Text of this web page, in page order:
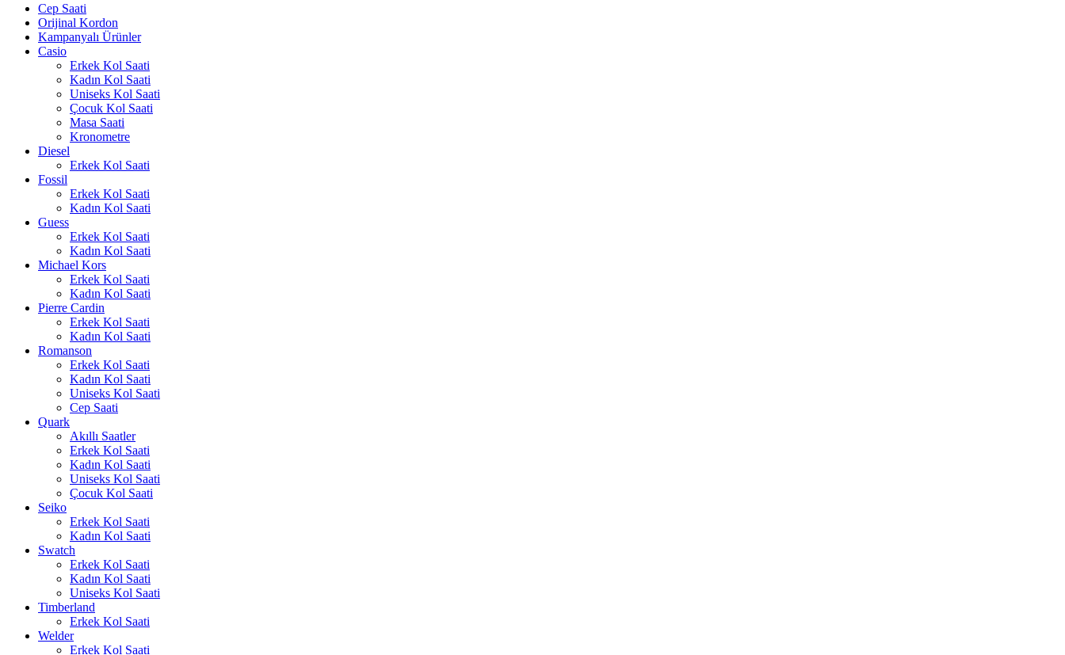
Cep Saati
Orijinal Kordon
Kampanyalı Ürünler
Casio
Erkek Kol Saati
Kadın Kol Saati
Uniseks Kol Saati
Çocuk Kol Saati
Masa Saati
Kronometre
Diesel
Erkek Kol Saati
Fossil
Erkek Kol Saati
Kadın Kol Saati
Guess
Erkek Kol Saati
Kadın Kol Saati
Michael Kors
Erkek Kol Saati
Kadın Kol Saati
Pierre Cardin
Erkek Kol Saati
Kadın Kol Saati
Romanson
Erkek Kol Saati
Kadın Kol Saati
Uniseks Kol Saati
Cep Saati
Quark
Akıllı Saatler
Erkek Kol Saati
Kadın Kol Saati
Uniseks Kol Saati
Çocuk Kol Saati
Seiko
Erkek Kol Saati
Kadın Kol Saati
Swatch
Erkek Kol Saati
Kadın Kol Saati
Uniseks Kol Saati
Timberland
Erkek Kol Saati
Welder
Erkek Kol Saati